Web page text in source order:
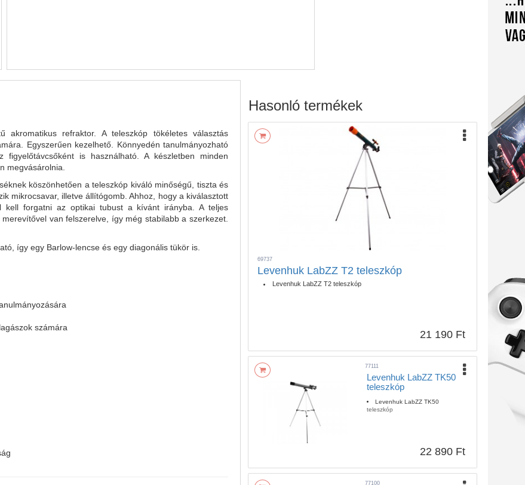
refraktor. A teleszkóp tökéletes választás
Egyszerűen kezelhető. Könnyedén tanulmányozható
is használható. A készletben minden
megvásárolnia.
köszönhetően a teleszkóp kiváló minőségű, tiszta és
mikrocsavar, illetve állítógomb. Ahhoz, hogy a kiválasztott
kell forgatni az optikai tubust a kívánt irányba. A teljes
van felszerelve, így még stabilabb a szerkezet.
így egy Barlow-lencse és egy diagonális tükör is.
számára
Hasonló termékek
69737
Levenhuk LabZZ T2 teleszkóp
Levenhuk LabZZ T2 teleszkóp
21 190 Ft
77111
Levenhuk LabZZ TK50
teleszkóp
Levenhuk LabZZ TK50
teleszkóp
22 890 Ft
77100